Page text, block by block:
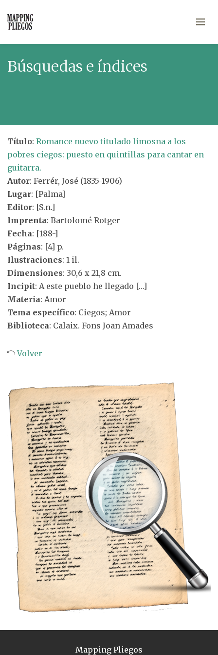
Búsquedas e índices
Título: Romance nuevo titulado limosna a los
pobres ciegos: puesto en quintillas para cantar en
guitarra.
Autor: Ferrér, José (1835-1906)
Lugar: [Palma]
Editor: [S.n.]
Imprenta: Bartolomé Rotger
Fecha: [188-]
Páginas: [4] p.
Ilustraciones: 1 il.
Dimensiones: 30,6 x 21,8 cm.
Incipit: A este pueblo he llegado […]
Materia: Amor
Tema específico: Ciegos; Amor
Biblioteca: Calaix. Fons Joan Amades
Volver
Mapping Pliegos